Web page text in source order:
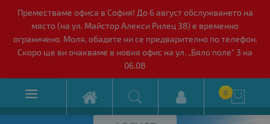
Преместваме офиса в София! До 6 август обслужването на
място (на ул. Майстор Алекси Рилец 38) е временно
ограничено. Моля, обадете ни се предварително по телефон.
Скоро ще ви очакваме в новия офис на ул. „Бяло поле“ 3 на
06.08
 0 